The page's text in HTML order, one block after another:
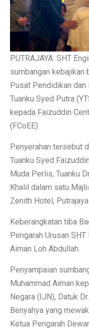
PUTRAJAYA: SHT
sumbangan kebajikan
Pusat Pendidikan dan
Tuanku Syed Putra
kepada Faizuddin
(FCoEE).
Penyerahan tersebut
Tuanku Syed
Muda Perlis, Tuanku
Khalil dalam satu
Zenith Hotel,
Keberangkatan tiba
Pengarah Urusan
Aiman Loh Abdullah.
Penyampaian
Muhammad Aiman
Negara (IJN), Datuk
Benyahya yang
Ketua Pengarah